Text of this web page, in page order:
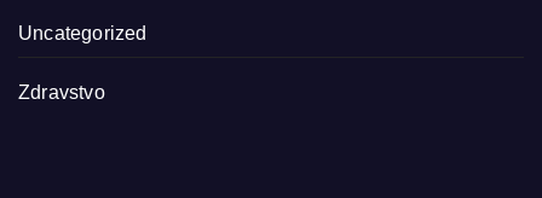
Uncategorized
Zdravstvo